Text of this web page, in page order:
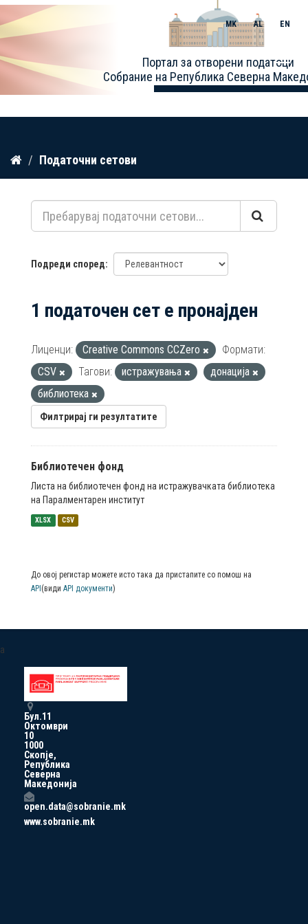
Прескокнете
содржина
Портал за отворени податоци
Собрание на Република Северна
MK AL EN
Toggle
Податочни сетови
Подреди според
1 податочен сет е пронајден
Лиценци: Creative Commons CCZero
Формати:
CSV
Тагови: истражувања
донација
библиотека
Филтрирај ги резултатите
Библиотечен фонд
Листа на библиотечен фонд на истражувачката библиотека
на Паралментарен институт
XLSX CSV
До овој регистар можете исто така да пристапите со помош на
API (види API документи)
a
Бул.11
Октомври
10
1000
Скопје,
Република
Северна
Македонија
open.data@sobranie.mk
www.sobranie.mk